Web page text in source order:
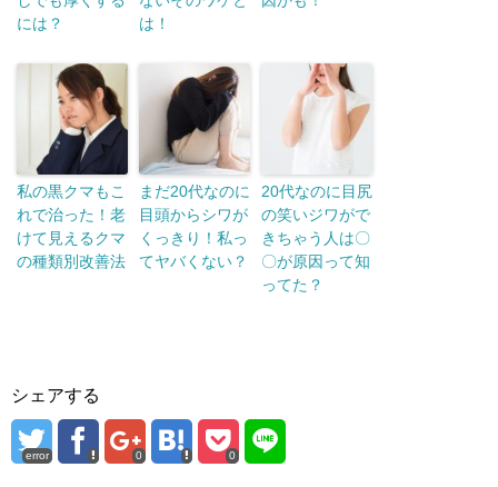
には？
は！
私の黒クマもこ
れで治った！老
けて見えるクマ
の種類別改善法
まだ20代なのに
目頭からシワが
くっきり！私っ
てヤバくない？
20代なのに目尻
の笑いジワがで
きちゃう人は〇
〇が原因って知
ってた？
シェアする
error 0 0